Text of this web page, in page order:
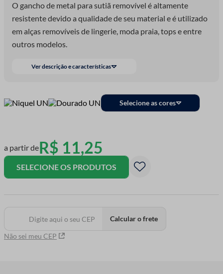
O gancho de metal para sutiã removível é altamente
resistente devido a qualidade de seu material e é utilizado
em alças removíveis de lingerie, moda praia, tops e entre
outros modelos.
Ver descrição e características
Selecione as cores
a partir deR$ 11,25
SELECIONE OS PRODUTOS
Não sei meu CEP
Calcular o frete